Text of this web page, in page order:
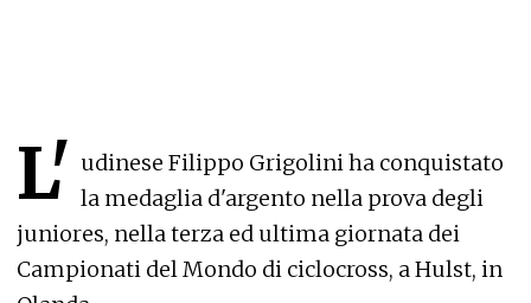
L' udinese Filippo Grigolini ha conquistato
la medaglia d'argento nella prova degli
juniores, nella terza ed ultima giornata dei
Campionati del Mondo di ciclocross, a Hulst, in